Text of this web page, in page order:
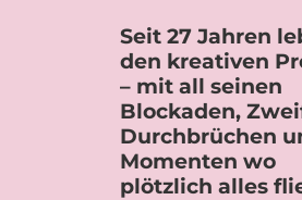
Seit 27 Jahren
den kreativen
– mit all seinen
Blockaden,
Durchbrüchen
Momenten wo
plötzlich alles